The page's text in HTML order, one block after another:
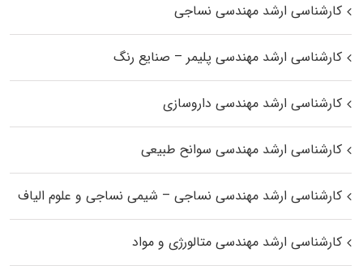
کارشناسی ارشد مهندسی نساجی
کارشناسی ارشد مهندسی پلیمر – صنایع رنگ
کارشناسی ارشد مهندسی داروسازی
کارشناسی ارشد مهندسی سوانح طبیعی
کارشناسی ارشد مهندسی نساجی – شیمی نساجی و علوم الیاف
کارشناسی ارشد مهندسی متالورژی و مواد